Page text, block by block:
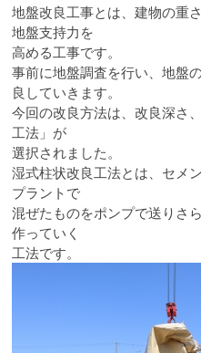
地盤改良工事とは、建物の重
地盤支持力を
高める工事
事前に地盤調査を行い、地盤
良していきます。
今回の改良方法は、改良深さ
工法」が
選択されました。
湿式柱状改良工法とは、セメ
プラントで
混ぜたものをポンプで送りさ
作っていく
工法です。